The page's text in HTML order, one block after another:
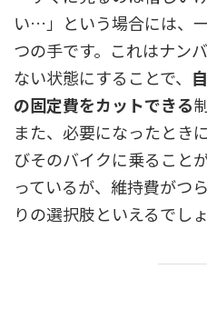
い…」という場合には、
つの手です。これはナン
ない状態にすることで、
の固定費をカットできる
また、必要になったとき
びそのバイクに乗ること
っているが、維持費がつ
りの選択肢といえるでしょ